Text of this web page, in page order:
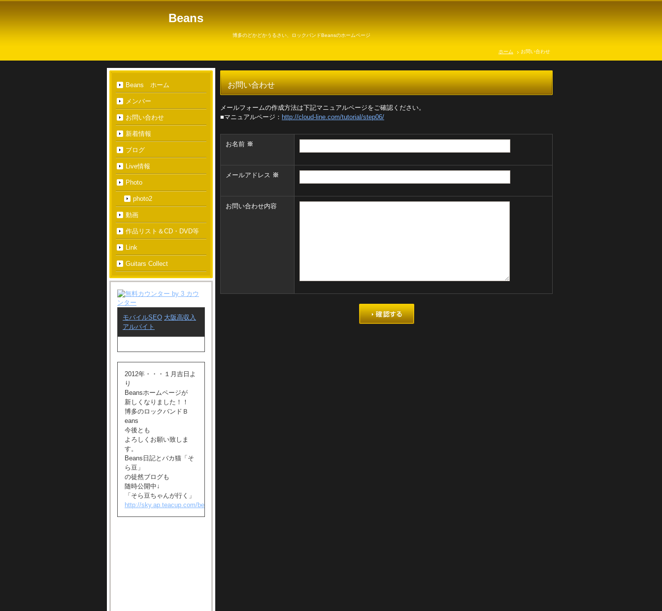
Beans
博多のどかどかうるさい、ロックバンドBeansのホームページ
ホーム お問い合わせ
お問い合わせ
メールフォームの作成方法は下記マニュアルページをご確認ください。
■マニュアルページ： http://cloud-line.com/tutorial/step06/
お名前 ※
メールアドレス ※
お問い合わせ内容
Beans ホーム
メンバー
お問い合わせ
新着情報
ブログ
Live情報
Photo
photo2
動画
作品リスト＆CD・DVD等
Link
Guitars Collect
モバイルSEO 大阪高収入
アルバイト
2012年・・・１月吉日よ
り
Beansホームページが
新しくなりました！！
博多のロックバンドＢ
eans
今後とも
よろしくお願い致しま
す。
Beans日記とバカ猫「そ
ら豆」
の徒然ブログも
随時公開中↓
「そら豆ちゃんが行く」
http://sky.ap.teacup.com/beans1102/